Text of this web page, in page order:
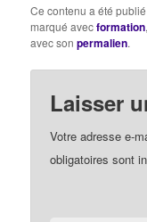
Ce contenu a été
marqué avecformation
avec sonpermalien.
Laisser
Votre adresse e-
obligatoires sont